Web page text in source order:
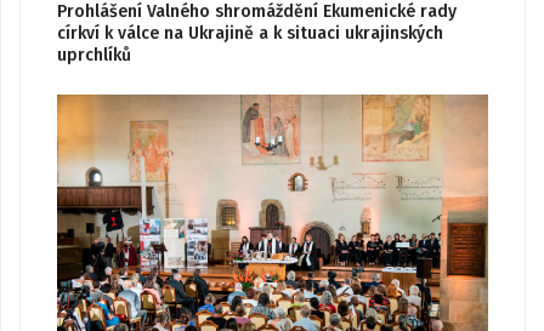
Prohlášení Valného shromáždění Ekumenické rady
církví k válce na Ukrajině a k situaci ukrajinských
uprchlíků